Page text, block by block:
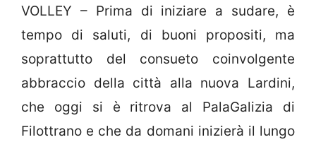
VOLLEY – Prima di iniziare a sudare, è
tempo di saluti, di buoni propositi, ma
soprattutto del consueto coinvolgente
abbraccio della città alla nuova Lardini,
che oggi si è ritrova al PalaGalizia di
Filottrano e che da domani inizierà il lungo